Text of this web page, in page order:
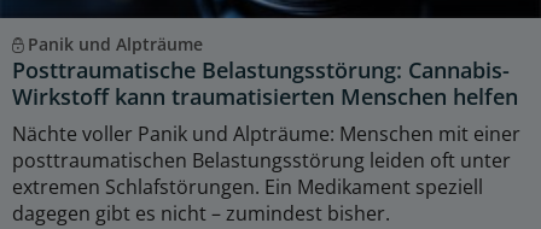
Panik und Alpträume
Posttraumatische Belastungsstörung: Cannabis-
Wirkstoff kann traumatisierten Menschen helfen
Nächte voller Panik und Alpträume: Menschen mit einer
posttraumatischen Belastungsstörung leiden oft unter
extremen Schlafstörungen. Ein Medikament speziell
dagegen gibt es nicht – zumindest bisher.